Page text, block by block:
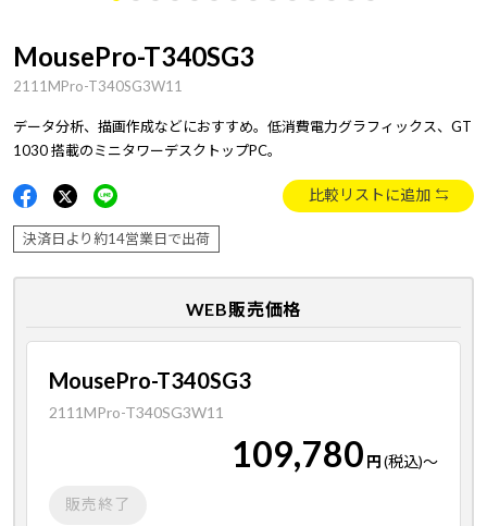
MousePro-T340SG3
2111MPro-T340SG3W11
データ分析、描画作成などにおすすめ。低消費電力グラフィックス、GT
1030 搭載のミニタワーデスクトップPC。
比較リストに追加
決済日より約14営業日で出荷
WEB販売価格
MousePro-T340SG3
2111MPro-T340SG3W11
109,780 円(税込)～
販売終了